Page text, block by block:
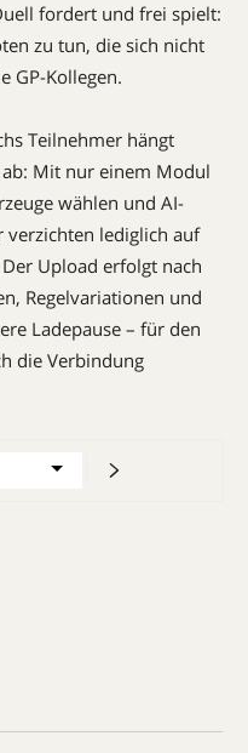
fordert und frei spielt:
zu tun, die sich nicht
GP-Kollegen.
Teilnehmer hängt
Mit nur einem Modul
wählen und AI-
verzichten lediglich auf
Upload erfolgt nach
Regelvariationen und
Ladepause – für den
die Verbindung